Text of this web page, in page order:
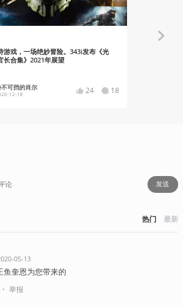
游戏，一场绝妙冒险。343i发布《光
长合集》2021年展望
可挡的肖尔
12-18 24 18
发送
热门 最新
05-13
鱼奎恩为您带来的
・ 举报